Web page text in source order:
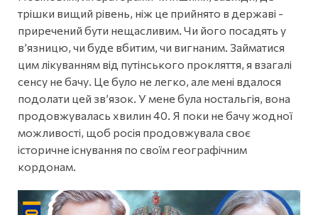
трішки вищий рівень, ніж це прийнято в державі -
приречений бути нещасливим. Чи його посадять у
в’язницю, чи буде вбитим, чи вигнаним. Займатися
цим лікуванням від путінського прокляття, я взагалі
сенсу не бачу. Це було не легко, але мені вдалося
подолати цей зв’язок. У мене була ностальгія, вона
продовжувалась хвилин 40. Я поки не бачу жодної
можливості, щоб росія продовжувала своє
історичне існування по своїм географічним
кордонам.